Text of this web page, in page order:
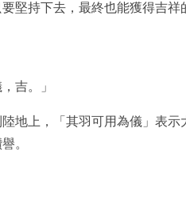
堅持下去，最終也能獲得吉祥
吉。」
地上，「其羽可用為儀」表
。